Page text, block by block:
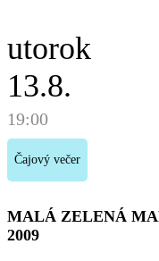
utorok
13.8.
19:00
Čajový večer
MALÁ ZELENÁ
2009